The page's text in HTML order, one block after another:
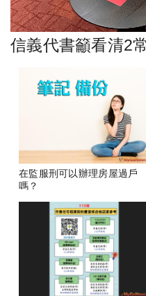
信義代書籲看清2
在監服刑可以辦理房屋過戶
嗎？